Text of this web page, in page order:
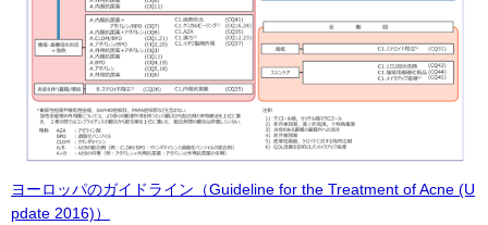
ヨーロッパのガイドライン（Guideline for the Treatment of Acne (U
pdate 2016)）